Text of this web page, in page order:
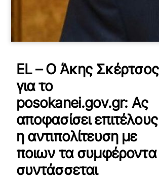
EL – Ο Άκης Σκέρτσος
για το
posokanei.gov.gr: Ας
αποφασίσει επιτέλους
η αντιπολίτευση με
ποιων τα συμφέροντα
συντάσσεται